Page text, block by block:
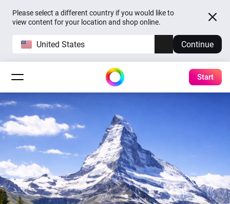
Please select a different country if you would like to
view content for your location and shop online.
United States Continue
Start